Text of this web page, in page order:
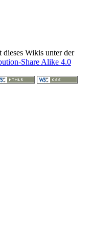
dieses Wikis unter der
Share Alike 4.0